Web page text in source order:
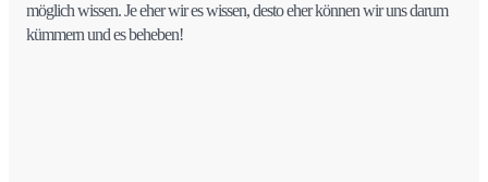
möglich wissen. Je eher wir es wissen, desto eher können wir uns darum
kümmern und es beheben!